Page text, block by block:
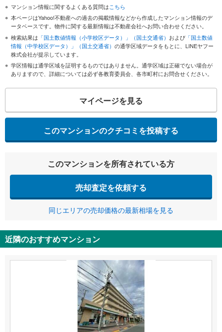
マンション情報に関するよくある質問はこちら
本ページはYahoo!不動産への過去の掲載情報などから作成したマンション情報のデ
ータベースです。物件に関する最新情報は不動産会社へお問い合わせください。
検索結果は 「国土数値情報（小学校区データ）」（国土交通省） および 「国土数値
情報（中学校区データ）」（国土交通省） の通学区域データをもとに、LINEヤフー
株式会社が提示しています。
学区情報は通学区域を証明するものではありません。通学区域は正確でない場合が
ありますので、詳細については必ず各教育委員会、各市町村にお問合せください。
マイページを見る
このマンションのクチコミを投稿する
このマンションを所有されている方
売却査定を依頼する
同じエリアの売却価格の最新相場を見る
近隣のおすすめマンション